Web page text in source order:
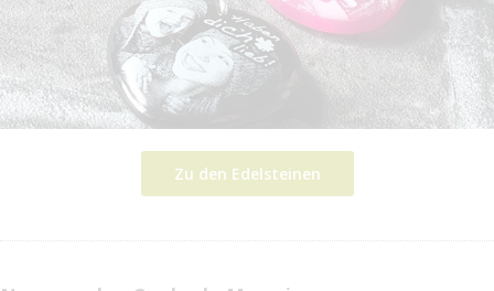
Zu den Edelsteinen